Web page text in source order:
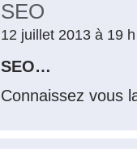
SEO
12 juillet 2013 à 19
SEO…
Connaissez vous